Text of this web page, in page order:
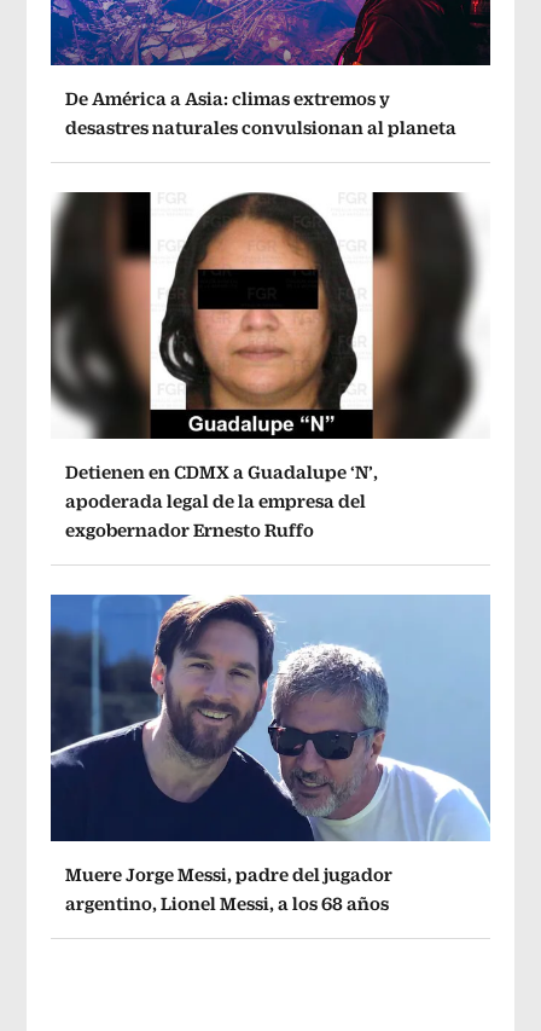
De América a Asia: climas extremos y
desastres naturales convulsionan al planeta
Detienen en CDMX a Guadalupe ‘N’,
apoderada legal de la empresa del
exgobernador Ernesto Ruffo
Muere Jorge Messi, padre del jugador
argentino, Lionel Messi, a los 68 años